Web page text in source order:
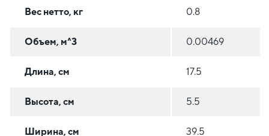
Вес нетто, кг 0.8
Объем, м^3 0.00469
Длина, см 17.5
Высота, см 5.5
Ширина, см 39.5